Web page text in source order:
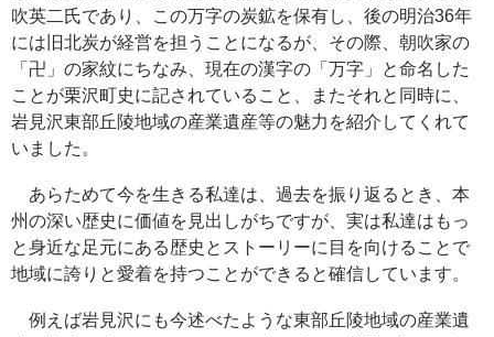
吹英二氏であり、この万字の炭鉱を保有し、後の明治36年
には旧北炭が経営を担うことになるが、その際、朝吹家の
「卍」の家紋にちなみ、現在の漢字の「万字」と命名した
ことが栗沢町史に記されていること、またそれと同時に、
岩見沢東部丘陵地域の産業遺産等の魅力を紹介してくれて
いました。
あらためて今を生きる私達は、過去を振り返るとき、本
州の深い歴史に価値を見出しがちですが、実は私達はもっ
と身近な足元にある歴史とストーリーに目を向けることで
地域に誇りと愛着を持つことができると確信しています。
例えば岩見沢にも今述べたような東部丘陵地域の産業遺